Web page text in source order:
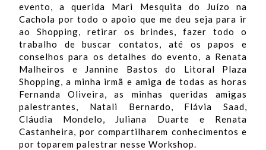
evento, a querida Mari Mesquita do Juízo na
Cachola por todo o apoio que me deu seja para ir
ao Shopping, retirar os brindes, fazer todo o
trabalho de buscar contatos, até os papos e
conselhos para os detalhes do evento, a Renata
Malheiros e Jannine Bastos do Litoral Plaza
Shopping, a minha irmã e amiga de todas as horas
Fernanda Oliveira, as minhas queridas amigas
palestrantes, Natali Bernardo, Flávia Saad,
Cláudia Mondelo, Juliana Duarte e Renata
Castanheira, por compartilharem conhecimentos e
por toparem palestrar nesse Workshop.